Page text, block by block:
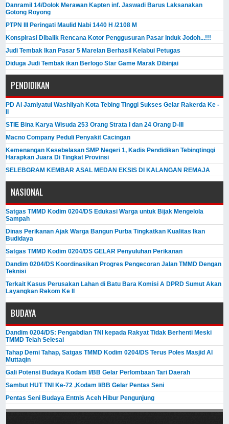
Danramil 14/Dolok Merawan Kapten inf. Jaswadi Barus Laksanakan
Gotong Royong
PTPN III Peringati Maulid Nabi 1440 H /2108 M
Konspirasi Dibalik Rencana Kotor Penggusuran Pasar Induk Jodoh...!!!
Judi Tembak Ikan Pasar 5 Marelan Berhasil Kelabui Petugas
Diduga Judi Tembak ikan Berlogo Star Game Marak Dibinjai
PENDIDIKAN
PD Al Jamiyatul Washliyah Kota Tebing Tinggi Sukses Gelar Rakerda Ke -
II
STIE Bina Karya Wisuda 253 Orang Strata I dan 24 Orang D-III
Macno Company Peduli Penyakit Cacingan
Kemenangan Kesebelasan SMP Negeri 1, Kadis Pendidikan Tebingtinggi
Harapkan Juara Di Tingkat Provinsi
SELEBGRAM KEMBAR ASAL MEDAN EKSIS DI KALANGAN REMAJA
NASIONAL
Satgas TMMD Kodim 0204/DS Edukasi Warga untuk Bijak Mengelola
Sampah
Dinas Perikanan Ajak Warga Bangun Purba Tingkatkan Kualitas Ikan
Budidaya
Satgas TMMD Kodim 0204/DS GELAR Penyuluhan Perikanan
Dandim 0204/DS Koordinasikan Progres Pengecoran Jalan TMMD Dengan
Teknisi
Terkait Kasus Perusakan Lahan di Batu Bara Komisi A DPRD Sumut Akan
Layangkan Rekom Ke II
BUDAYA
Dandim 0204/DS: Pengabdian TNI kepada Rakyat Tidak Berhenti Meski ​
TMMD Telah Selesai
Tahap Demi Tahap, Satgas TMMD Kodim 0204/DS Terus Poles Masjid Al
Muttaqin
Gali Potensi Budaya Kodam I/BB Gelar Perlombaan Tari Daerah
Sambut HUT TNI Ke-72 ,Kodam I/BB Gelar Pentas Seni
Pentas Seni Budaya Entnis Aceh Hibur Pengunjung